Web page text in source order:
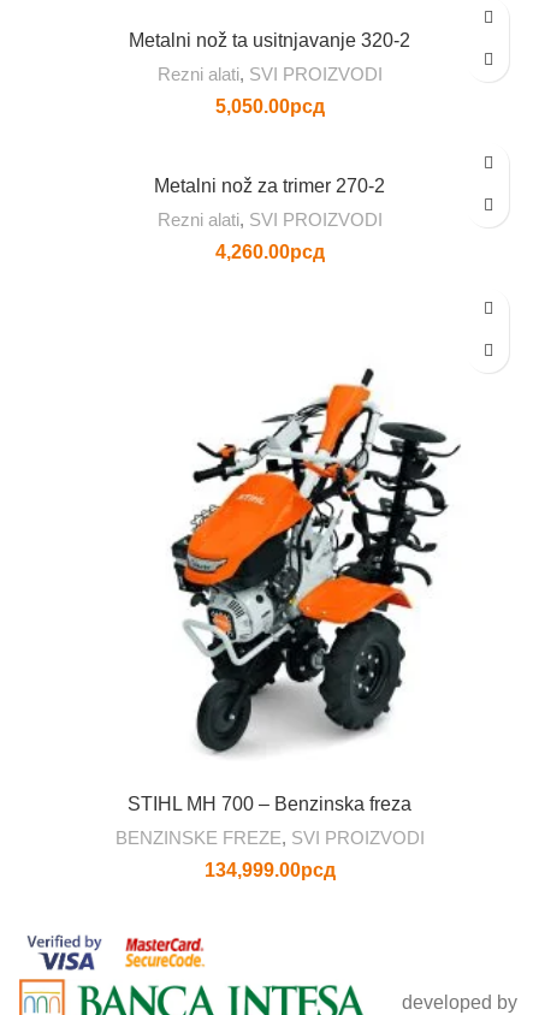
Metalni nož ta usitnjavanje 320-2
Rezni alati, SVI PROIZVODI
5,050.00рсд
Metalni nož za trimer 270-2
Rezni alati, SVI PROIZVODI
4,260.00рсд
STIHL MH 700 – Benzinska freza
BENZINSKE FREZE, SVI PROIZVODI
134,999.00рсд
developed by